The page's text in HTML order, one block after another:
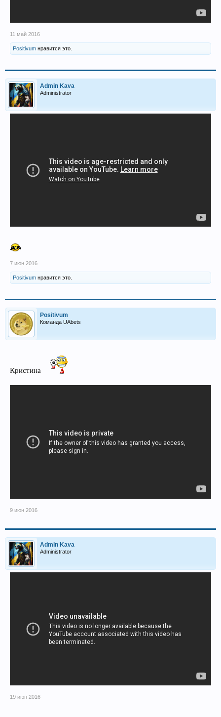
11 май 2016
Positivum нравится это.
Admin Kava
Administrator
7 июн 2016
Positivum нравится это.
Positivum
Команда UAbets
Кристина
9 июн 2016
Admin Kava
Administrator
19 июн 2016